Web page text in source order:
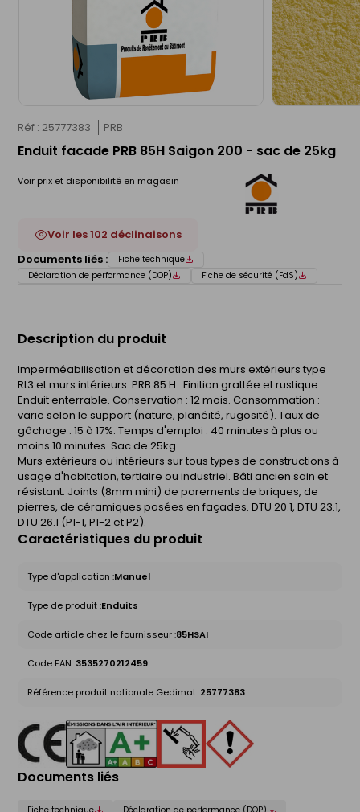
Réf : 25777383 PRB
Enduit facade PRB 85H Saigon 200 - sac de 25kg
Voir prix et disponibilité en magasin
Voir les 102 déclinaisons
Documents liés :
Fiche technique
Déclaration de performance (DOP)
Fiche de sécurité (FdS)
Description du produit
Imperméabilisation et décoration des murs extérieurs type
Rt3 et murs intérieurs. PRB 85 H : Finition grattée et rustique.
Enduit enterrable. Conservation : 12 mois. Consommation :
varie selon le support (nature, planéité, rugosité). Taux de
gâchage : 15 à 17%. Temps d'emploi : 40 minutes à plus ou
moins 10 minutes. Sac de 25kg.
Murs extérieurs ou intérieurs sur tous types de constructions à
usage d'habitation, tertiaire ou industriel. Bâti ancien sain et
résistant. Joints (8mm mini) de parements de briques, de
pierres, de céramiques posées en façades. DTU 20.1, DTU 23.1,
DTU 26.1 (P1-1, P1-2 et P2).
Caractéristiques du produit
Type d'application :Manuel
Type de produit :Enduits
Code article chez le fournisseur :85HSAI
Code EAN :3535270212459
Référence produit nationale Gedimat :25777383
Documents liés